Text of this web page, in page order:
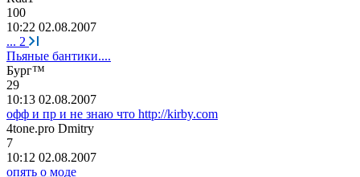
100
10:22 02.08.2007
... 2
Пьяные бантики....
Бург™
29
10:13 02.08.2007
офф и пр и не знаю что http://kirby.com
4tone.pro Dmitry
7
10:12 02.08.2007
опять о моде